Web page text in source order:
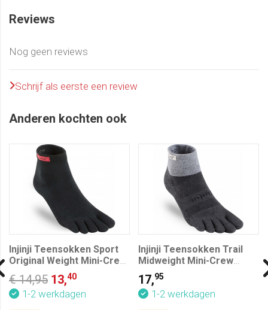
Original weight: normale sok.
Hoogte van de teensok:
Mini Crew: de sok bedekt je enkel
Crew: iets hogere sok die ongeveer 8 centimeter
boven je enkel uitkomt
Injinji Teensokken keuzehulp (klik op onderstaande
tabel)
Reviews
Nog geen reviews
Schrijf als eerste een review
Anderen kochten ook
Injinji Teensokken Sport
Original Weight Mini-Crew
Coolmax Zwart
€ 14,95 13,40
1-2 werkdagen
Injinji Teensokken Trail
Midweight Mini-Crew
Coolmax Graniet
17,95
1-2 werkdagen